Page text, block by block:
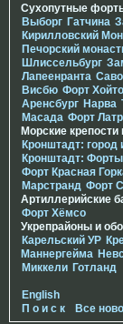
Сухопутные
Выборг Гатчина
Кирилловский
Печорcкий
Шлиссельбург
Лапеенранта
Висбю Форт
Аренсбург Нарва
Масада Форт
Морские
Кронштадт: город
Кронштадт:
Форт Красная
Марстранд Форт
Артиллерийские
Форт Хёмсо
Укрепрайоны и
Карельский УР
Маннергейма
Миккели Готланд
English
П о и с к
Все